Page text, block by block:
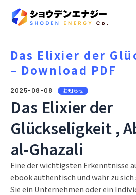
Das Elixier der
– Download PDF
2025-08-08 お知らせ
Das Elixier der
Glückseligkeit ,
al-Ghazali
Eine der wichtigsten Erkenntnisse
ebook authentisch und wahr zu
Sie ein Unternehmen oder ein